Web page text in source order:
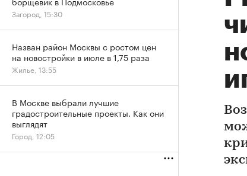
Загород, 15:30
Назван район Москвы с ростом цен
на новостройки в июле в 1,75 раза
Жилье, 13:55
В Москве выбрали лучшие
градостроительные проекты. Как они
выглядят
Город, 12:05